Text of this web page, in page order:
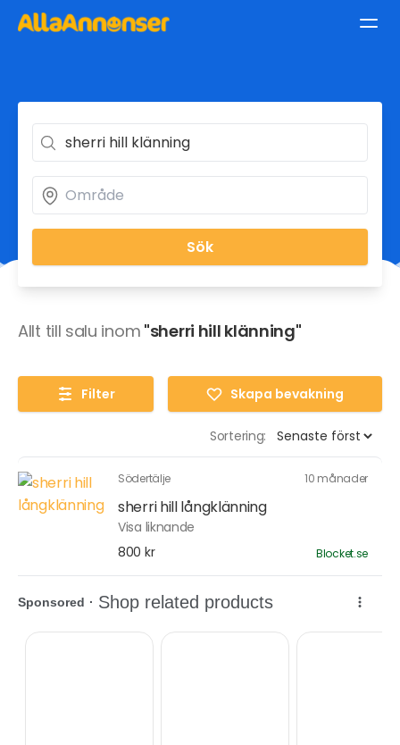
Sök
Allt till salu inom "sherri hill klänning"
Filter Skapa bevakning
Sortering:
Södertälje 10 månader
sherri hill långklänning
Visa liknande
800 kr
Blocket.se